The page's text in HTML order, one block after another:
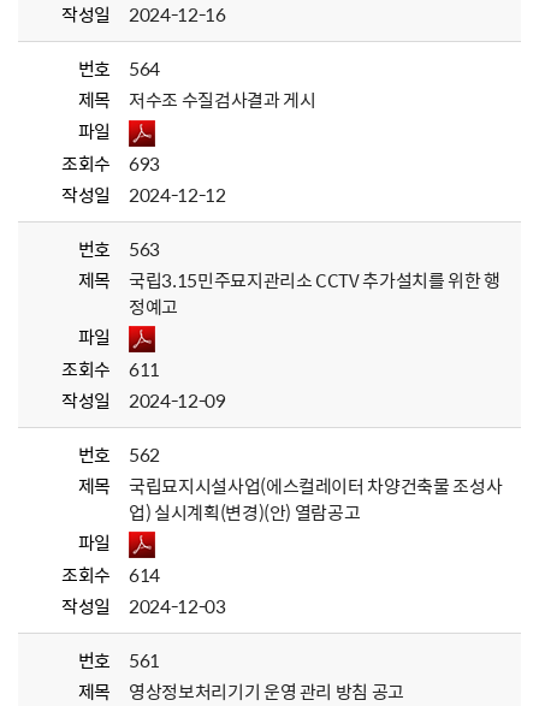
작성일
2024-12-16
번호
564
제목
저수조 수질검사결과 게시
파일
조회수
693
작성일
2024-12-12
번호
563
제목
국립3.15민주묘지관리소 CCTV 추가설치를 위한 행
정예고
파일
조회수
611
작성일
2024-12-09
번호
562
제목
국립묘지시설사업(에스컬레이터 차양건축물 조성사
업) 실시계획(변경)(안) 열람공고
파일
조회수
614
작성일
2024-12-03
번호
561
제목
영상정보처리기기 운영 관리 방침 공고